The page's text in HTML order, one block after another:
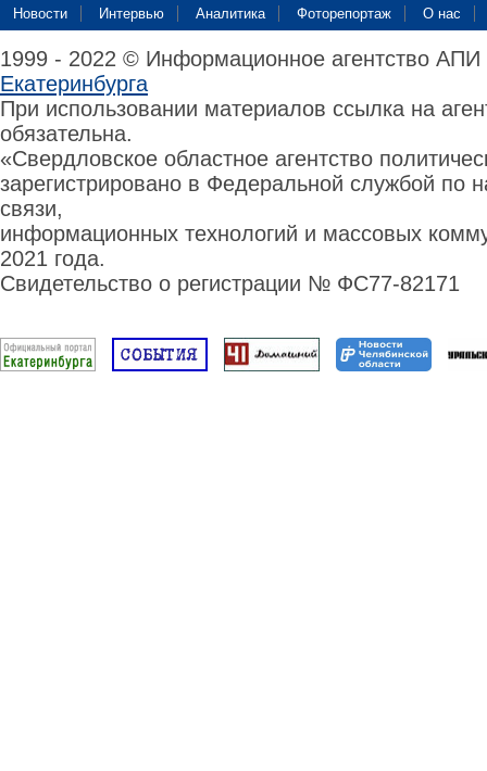
Новости Интервью Аналитика Фоторепортаж О нас
1999 - 2022 © Информационное агентство
Екатеринбурга
При использовании материалов ссылка на
обязательна.
«Свердловское областное агентство
зарегистрировано в Федеральной службой по
связи,
информационных технологий и массовых
2021 года.
Свидетельство о регистрации № ФС77-82171